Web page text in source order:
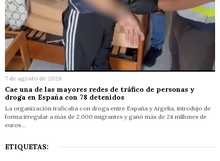
7 de agosto de 2026
Cae una de las mayores redes de tráfico de personas y
droga en España con 78 detenidos
La organización traficaba con droga entre España y Argelia, introdujo de
forma irregular a más de 2.000 migrantes y ganó más de 24 millones de
euros…
ETIQUETAS: